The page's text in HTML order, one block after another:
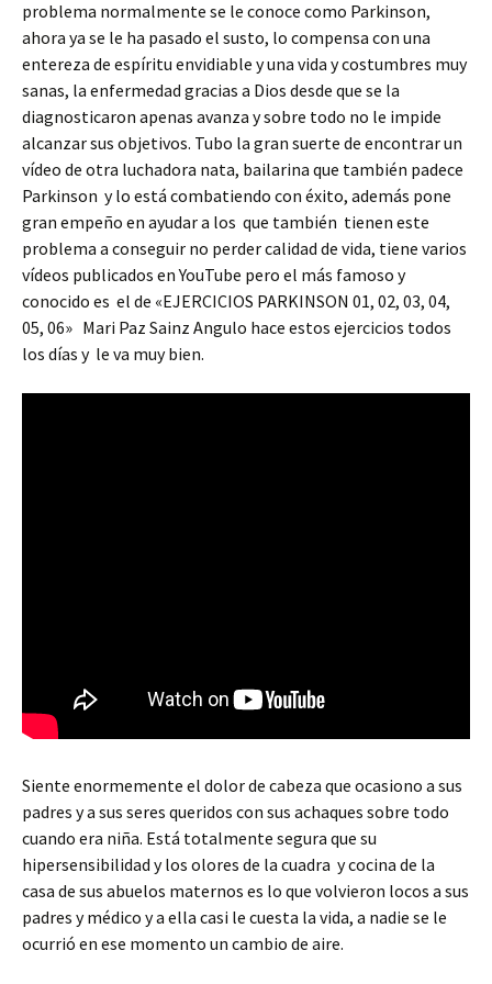
problema normalmente se le conoce como Parkinson,
ahora ya se le ha pasado el susto, lo compensa con una
entereza de espíritu envidiable y una vida y costumbres muy
sanas, la enfermedad gracias a Dios desde que se la
diagnosticaron apenas avanza y sobre todo no le impide
alcanzar sus objetivos. Tubo la gran suerte de encontrar un
vídeo de otra luchadora nata, bailarina que también padece
Parkinson y lo está combatiendo con éxito, además pone
gran empeño en ayudar a los que también tienen este
problema a conseguir no perder calidad de vida, tiene varios
vídeos publicados en YouTube pero el más famoso y
conocido es el de «EJERCICIOS PARKINSON 01, 02, 03, 04,
05, 06» Mari Paz Sainz Angulo hace estos ejercicios todos
los días y le va muy bien.
Siente enormemente el dolor de cabeza que ocasiono a sus
padres y a sus seres queridos con sus achaques sobre todo
cuando era niña. Está totalmente segura que su
hipersensibilidad y los olores de la cuadra y cocina de la
casa de sus abuelos maternos es lo que volvieron locos a sus
padres y médico y a ella casi le cuesta la vida, a nadie se le
ocurrió en ese momento un cambio de aire.